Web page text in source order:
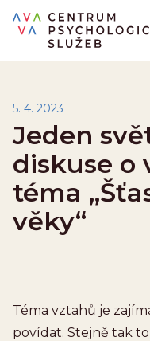
5. 4. 2023
Jeden
diskuse o
téma
věky“
Téma vztahů je
povídat. Stejně tak